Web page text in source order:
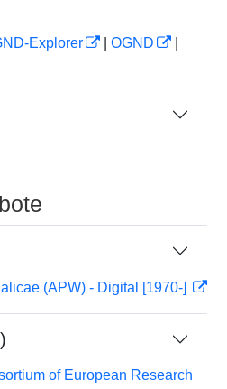
Explorer OGND
(APW) - Digital [1970-]
of European Research